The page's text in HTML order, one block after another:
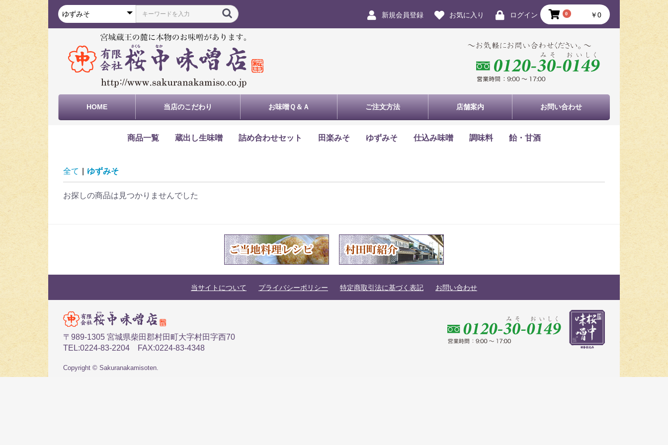
新規会員登録 お気に入り ログイン 0 ￥0
HOME 当店のこだわり お味噌Ｑ＆Ａ ご注文方法 店舗案内 お問い合わせ
商品一覧 蔵出し生味噌 詰め合わせセット 田楽みそ ゆずみそ 仕込み味噌 調味料 飴・甘酒
全て ゆずみそ
お探しの商品は見つかりませんでした
当サイトについて プライバシーポリシー 特定商取引法に基づく表記 お問い合わせ
〒989-1305 宮城県柴田郡村田町大字村田字西70
TEL:0224-83-2204 FAX:0224-83-4348
Copyright © Sakuranakamisoten.